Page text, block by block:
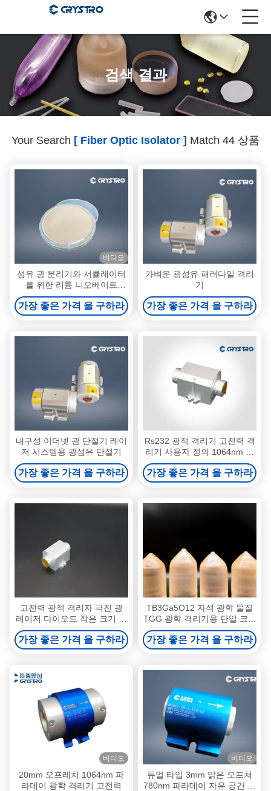
검색 결과
Your Search [ Fiber Optic Isolator ] Match 44 상품
비디오
섬유 광 분리기와 서큘레이터
를 위한 리튬 니오베이트
LiNbO3 단일 결정
가장 좋은 가격 을 구하라
가벼운 광섬유 패러다일 격리
기
가장 좋은 가격 을 구하라
내구성 이더넷 광 단절기 레이
저 시스템용 광섬유 단절기
가장 좋은 가격 을 구하라
Rs232 광적 격리기 고전력 격
리기 사용자 정의 1064nm 양
극화 의존
가장 좋은 가격 을 구하라
고전력 광적 격리자 극진 광
레이저 다이오드 작은 크기 정
밀
가장 좋은 가격 을 구하라
TB3Ga5O12 자석 광학 물질
TGG 광학 격리기용 단일 크리
스탈
가장 좋은 가격 을 구하라
비디오
20mm 오프레처 1064nm 파
라데이 광학 격리기 고전력
비디오
듀얼 타입 3mm 맑은 오프쳐
780nm 파라데이 자유 공간 광